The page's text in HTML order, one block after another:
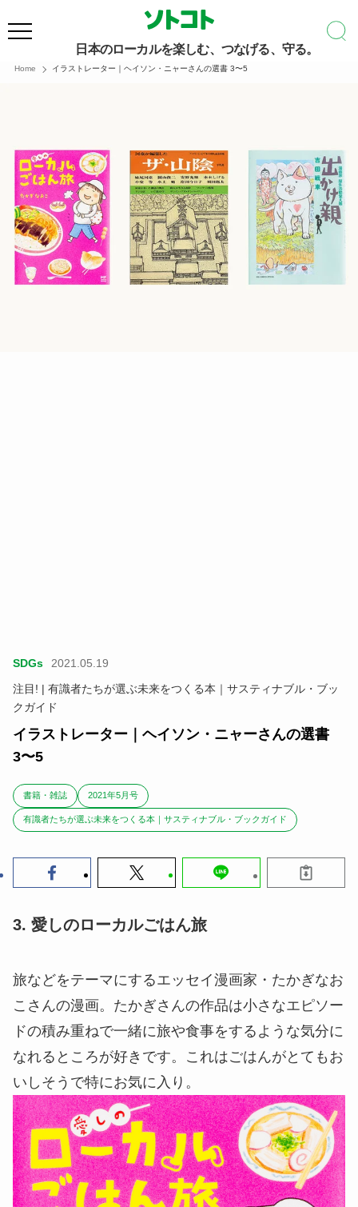
日本のローカルを楽しむ、つなげる、守る。
Home イラストレーター｜ヘイソン・ニャーさんの選書 3〜5
SDGs
2021.05.19
注目! | 有識者たちが選ぶ未来をつくる本｜サスティナブル・ブッ
クガイド
イラストレーター｜ヘイソン・ニャーさんの選書
3〜5
書籍・雑誌 2021年5月号
有識者たちが選ぶ未来をつくる本｜サスティナブル・ブックガイド
3. 愛しのローカルごはん旅
旅などをテーマにするエッセイ漫画家・たかぎなお
こさんの漫画。たかぎさんの作品は小さなエピソー
ドの積み重ねで一緒に旅や食事をするような気分に
なれるところが好きです。これはごはんがとてもお
いしそうで特にお気に入り。